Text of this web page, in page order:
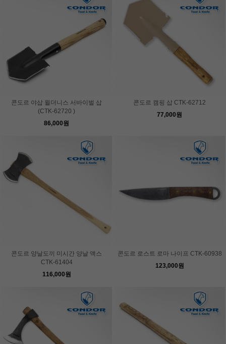
콘도르 야삽 윌더니스 서바이벌 삽
(CTK-62720 )
86,000원
콘도르 캠핑 삽 CTK-62712
77,000원
콘도르 양날도끼 미시간 양날 액스
CTK-61404
116,000원
콘도르 로스트 로마 나이프 CTK-60938
123,000원